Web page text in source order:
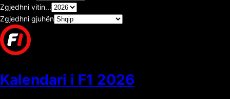
Zgjedhni vitin...
Zgjedhni gjuhën
Kalendari i F1 2026